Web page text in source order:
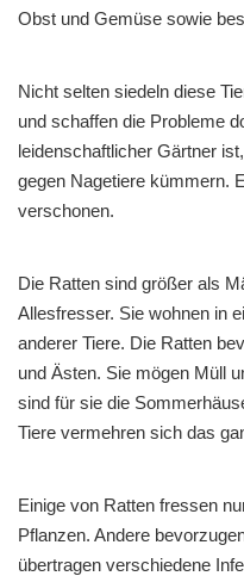
Obst und Gemüse sowie
Nicht selten siedeln diese
und schaffen die Probleme
leidenschaftlicher Gärtner
gegen Nagetiere kümmern.
verschonen.
Die Ratten sind größer als
Allesfresser. Sie wohnen in
anderer Tiere. Die Ratten
und Ästen. Sie mögen Müll
sind für sie die
Tiere vermehren sich das
Einige von Ratten fressen
Pflanzen. Andere
übertragen verschiedene